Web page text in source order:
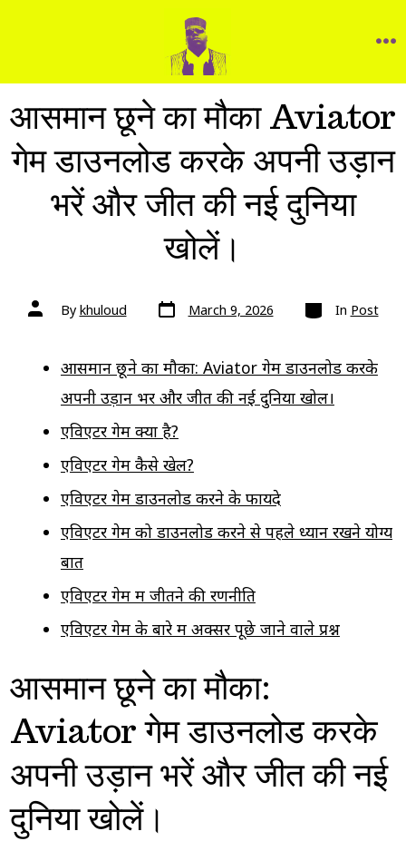
आसमान छूने का मौका Aviator
गेम डाउनलोड करके अपनी उड़ान
भरें और जीत की नई दुनिया
खोलें।
By khuloud March 9, 2026 In Post
आसमान छूने का मौका: Aviator गेम डाउनलोड करके
अपनी उड़ान भरें और जीत की नई दुनिया खोलें।
एविएटर गेम क्या है?
एविएटर गेम कैसे खेलें?
एविएटर गेम डाउनलोड करने के फायदे
एविएटर गेम को डाउनलोड करने से पहले ध्यान रखने योग्य
बातें
एविएटर गेम में जीतने की रणनीति
एविएटर गेम के बारे में अक्सर पूछे जाने वाले प्रश्न
आसमान छूने का मौका:
Aviator गेम डाउनलोड करके
अपनी उड़ान भरें और जीत की नई
दुनिया खोलें।